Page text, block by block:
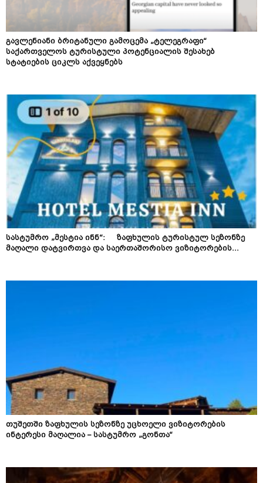
გავლენიანი ბრიტანული გამოცემა „ტელეგრაფი“
საქართველოს ტურისტული პოტენციალის შესახებ
სტატიების ციკლს აქვეყნებს
სასტუმრო „მესტია ინნ“: ზაფხულის ტურისტულ სეზონზე
მაღალი დატვირთვა და საერთაშორისო ვიზიტორების...
თუშეთში ზაფხულის სეზონზე უცხოელი ვიზიტორების
ინტერესი მაღალია – სასტუმრო „გონთა“